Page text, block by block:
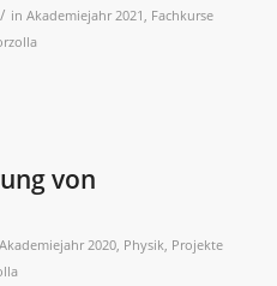
/ in Akademiejahr 2021 , Fachkurse
von
Akademiejahr 2020, Physik, Projekte